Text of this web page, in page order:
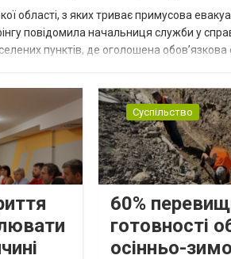
області, з яких триває примусова
повідомила начальниця служби у
пунктів, де оголошена
Суспільство
60%
готовності
осінньо-